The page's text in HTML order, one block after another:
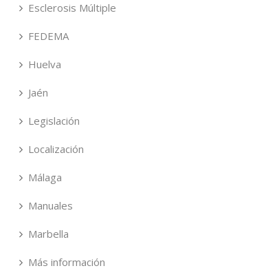
Esclerosis Múltiple
FEDEMA
Huelva
Jaén
Legislación
Localización
Málaga
Manuales
Marbella
Más información